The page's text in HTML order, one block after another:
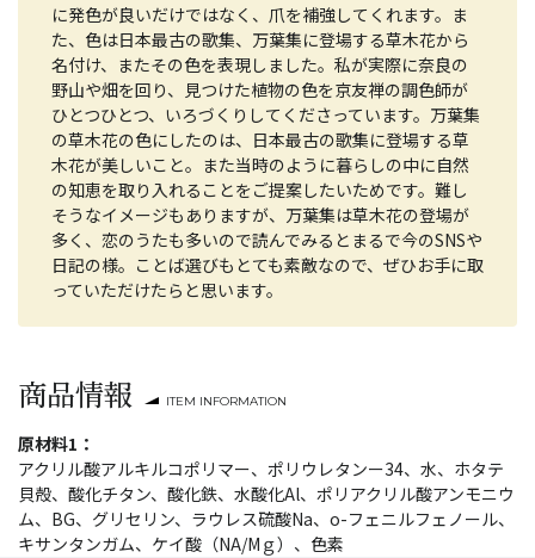
に発色が良いだけではなく、爪を補強してくれます。ま
た、色は日本最古の歌集、万葉集に登場する草木花から
名付け、またその色を表現しました。私が実際に奈良の
野山や畑を回り、見つけた植物の色を京友禅の調色師が
ひとつひとつ、いろづくりしてくださっています。万葉集
の草木花の色にしたのは、日本最古の歌集に登場する草
木花が美しいこと。また当時のように暮らしの中に自然
の知恵を取り入れることをご提案したいためです。難し
そうなイメージもありますが、万葉集は草木花の登場が
多く、恋のうたも多いので読んでみるとまるで今のSNSや
日記の様。ことば選びもとても素敵なので、ぜひお手に取
っていただけたらと思います。
商品情報 ITEM INFORMATION
原材料1：
アクリル酸アルキルコポリマー、ポリウレタンー34、水、ホタテ
貝殻、酸化チタン、酸化鉄、水酸化Al、ポリアクリル酸アンモニウ
ム、BG、グリセリン、ラウレス硫酸Na、o-フェニルフェノール、
キサンタンガム、ケイ酸（NA/Mｇ）、色素